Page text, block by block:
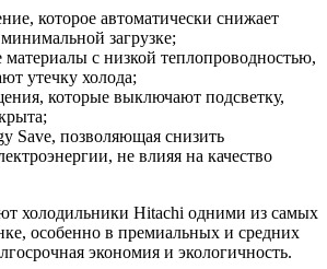
которое автоматически снижает
загрузке;
с низкой теплопроводностью,
утечку холода;
которые выключают подсветку,
Save, позволяющая снизить
не влияя на качество
холодильники Hitachi одними из самых
особенно в премиальных и средних
экономия и экологичность.